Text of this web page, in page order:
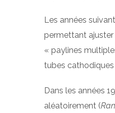
Les années
permettant
« paylines
tubes cathodiques
Dans les années
aléatoirement (